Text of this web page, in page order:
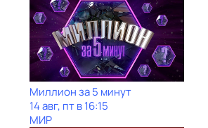
Миллион за 5 минут
14 авг, пт в 16:15
МИР